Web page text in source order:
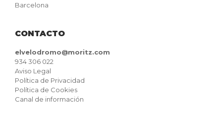
Barcelona
CONTACTO
elvelodromo@moritz.com
934 306 022
Aviso Legal
Política de Privacidad
Política de Cookies
Canal de información